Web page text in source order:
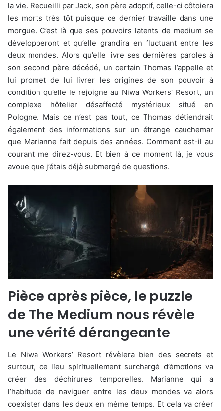
la vie. Recueilli par Jack, son père adoptif, celle-ci côtoiera
les morts très tôt puisque ce dernier travaille dans une
morgue. C’est là que ses pouvoirs latents de medium se
développeront et qu’elle grandira en fluctuant entre les
deux mondes. Alors qu’elle livre ses dernières paroles à
son second père décédé, un certain Thomas l’appelle et
lui promet de lui livrer les origines de son pouvoir à
condition qu’elle le rejoigne au Niwa Workers’ Resort, un
complexe hôtelier désaffecté mystérieux situé en
Pologne. Mais ce n’est pas tout, ce Thomas détiendrait
également des informations sur un étrange cauchemar
que Marianne fait depuis des années. Comment est-il au
courant me direz-vous. Et bien à ce moment là, je vous
avoue que j’étais déjà submergé de questions.
Pièce après pièce, le puzzle
de The Medium nous révèle
une vérité dérangeante
Le Niwa Workers’ Resort révèlera bien des secrets et
surtout, ce lieu spirituellement surchargé d’émotions va
créer des déchirures temporelles. Marianne qui a
l’habitude de naviguer entre les deux mondes va alors
coexister dans les deux en même temps. Et cela va créer